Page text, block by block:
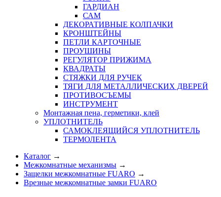
ГАРДИАН
САМ
ДЕКОРАТИВНЫЕ КОЛПАЧКИ
КРОНШТЕЙНЫ
ПЕТЛИ КАРТОЧНЫЕ
ПРОУШИНЫ
РЕГУЛЯТОР ПРИЖИМА
КВАДРАТЫ
СТЯЖКИ ДЛЯ РУЧЕК
ТЯГИ ДЛЯ МЕТАЛЛИЧЕСКИХ ДВЕРЕЙ
ПРОТИВОСЪЕМЫ
ИНСТРУМЕНТ
Монтажная пена, герметики, клей
УПЛОТНИТЕЛЬ
САМОКЛЕЯЩИЙСЯ УПЛОТНИТЕЛЬ
ТЕРМОЛЕНТА
Каталог →
Межкомнатные механизмы →
Защелки межкомнатные FUARO →
Врезные межкомнатные замки FUARO